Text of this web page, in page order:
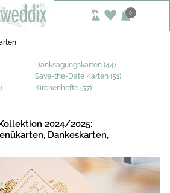
0
Danksagungskarten (44)
Save-the-Date Karten (51)
Kirchenhefte (57)
2024/2025:
Dankeskarten,